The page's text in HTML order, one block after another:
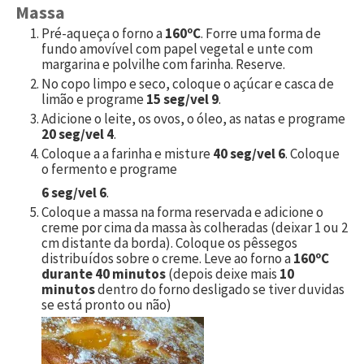
Massa
Pré-aqueça o forno a160ºC. Forre uma forma de
fundo amovível com papel vegetal e unte com
margarina e polvilhe com farinha. Reserve.
No copo limpo e seco, coloque o açúcar e casca de
limão e programe15 seg/vel 9.
Adicione o leite, os ovos, o óleo, as natas e programe
20 seg/vel 4.
Coloque a a farinha e misture40 seg/vel 6. Coloque
o fermento e programe
6 seg/vel 6.
Coloque a massa na forma reservada e adicione o
creme por cima da massa às colheradas (deixar 1 ou 2
cm distante da borda). Coloque os pêssegos
distribuídos sobre o creme. Leve ao forno a160ºC
durante 40 minutos(depois deixe mais 10
minutosdentro do forno desligado se tiver duvidas
se está pronto ou não)